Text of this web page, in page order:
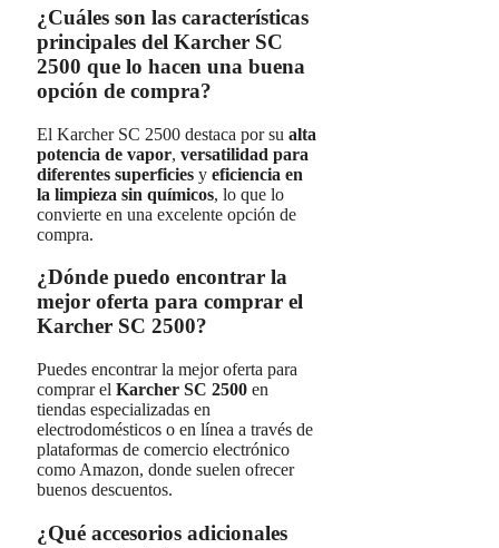
¿Cuáles son las características
principales del Karcher SC
2500 que lo hacen una buena
opción de compra?
El Karcher SC 2500 destaca por su alta
potencia de vapor, versatilidad para
diferentes superficies y eficiencia en
la limpieza sin químicos, lo que lo
convierte en una excelente opción de
compra.
¿Dónde puedo encontrar la
mejor oferta para comprar el
Karcher SC 2500?
Puedes encontrar la mejor oferta para
comprar el Karcher SC 2500 en
tiendas especializadas en
electrodomésticos o en línea a través de
plataformas de comercio electrónico
como Amazon, donde suelen ofrecer
buenos descuentos.
¿Qué accesorios adicionales